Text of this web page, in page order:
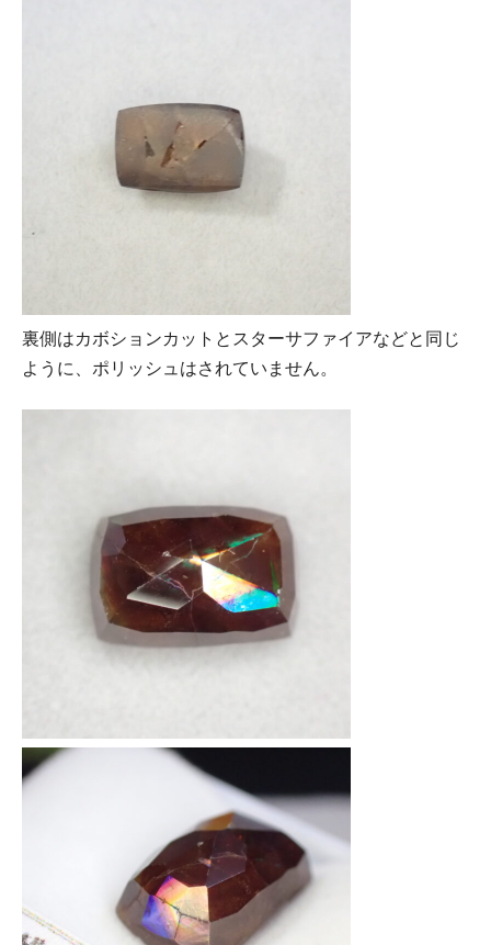
裏側はカボションカットとスターサファイアなどと同じ
ように、ポリッシュはされていません。